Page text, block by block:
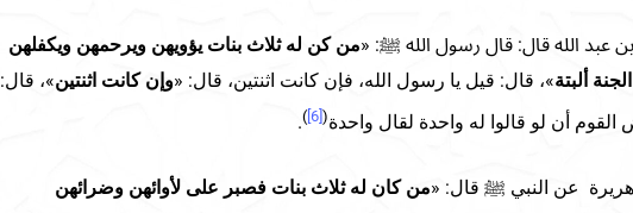
عبد الله قال: قال رسول الله ﷺ: «من كن له ثلاث بنات يؤويهن ويرحمهن ويكفلهن
ألبتة»، قال: قيل يا رسول الله، فإن كانت اثنتين، قال: «وإن كانت اثنتين»، قال:
أن لو قالوا له واحدة لقال واحدة(
[6]
)
.
عن النبي ﷺ قال: «من كان له ثلاث بنات فصبر على لأوائهن وضرائهن